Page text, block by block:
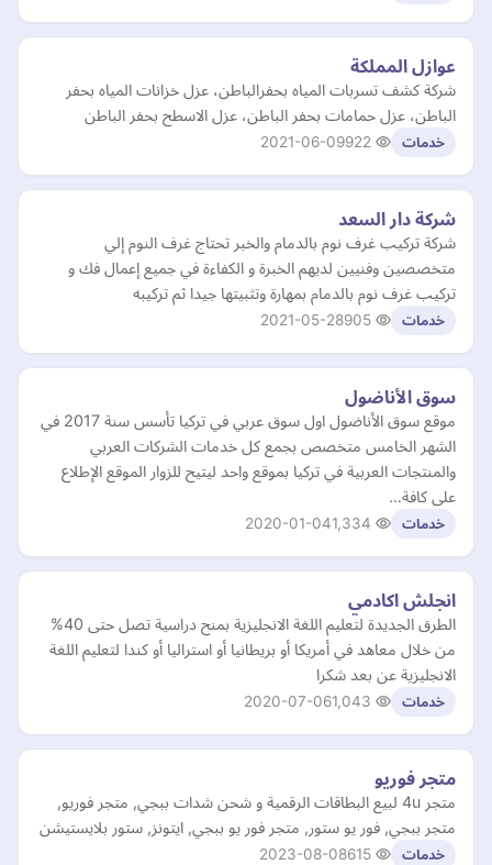
عوازل المملكة
شركة كشف تسربات المياه بحفرالباطن، عزل خزانات المياه بحفر
الباطن، عزل حمامات بحفر الباطن، عزل الاسطح بحفر الباطن
خدمات 2021-06-09
شركة دار السعد
شركة تركيب غرف نوم بالدمام والخبر تحتاج غرف النوم إلي
متخصصين وفنيين لديهم الخبرة و الكفاءة في جميع إعمال فك و
تركيب غرف نوم بالدمام بمهارة وتثبيتها جيدا ثم تركيبه
خدمات 2021-05-28
سوق الأناضول
موقع سوق الأناضول اول سوق عربي في تركيا تأسس سنة 2017 في
الشهر الخامس متخصص بجمع كل خدمات الشركات العربي
والمنتجات العربية في تركيا بموقع واحد ليتيح للزوار الموقع الإطلاع
على كافة…
خدمات 2020-01-04
انجلش اكادمي
الطرق الجديدة لتعليم اللغة الانجليزية بمنح دراسية تصل حتى 40%
من خلال معاهد في أمريكا أو بريطانيا أو استراليا أو كندا لتعليم اللغة
الانجليزية عن بعد شكرا
خدمات 2020-07-06
متجر فوريو
متجر 4u لبيع البطاقات الرقمية و شحن شدات ببجي, متجر فوريو,
متجر ببجي, فور يو ستور, متجر فور يو ببجي, ايتونز, ستور بلايستيشن
خدمات 2023-08-08